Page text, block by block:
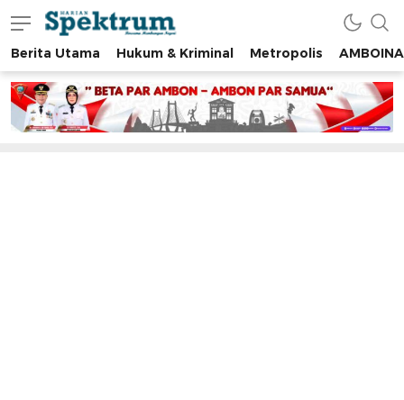
spektrumonline.com
Berita Utama Hukum & Kriminal Metropolis AMBOINA